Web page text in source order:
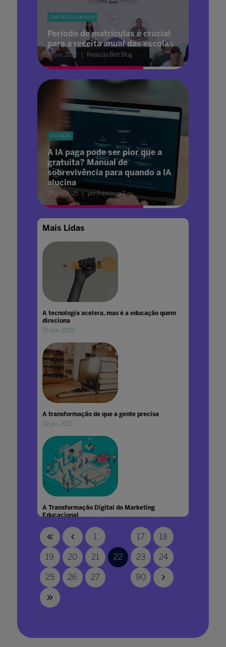
Gestão Educacional
Período de matrículas é crucial
para a receita anual das escolas
10 jun. 2025 Redação Bett Blog
Inovação
A IA paga pode ser pior que a
gratuita? Manual de
sobrevivência para quando a IA
alucina
09 jun. 2025 por Francisco Tupy
Mais Lidas
A tecnologia acelera, mas é a educação quem
direciona
16 mar. 2026
A transformação de que a gente precisa
02 jan. 2023
A Transformação Digital do Marketing
Educacional
A urgência da atenção escolar aos temas de
1 17 18
19 20 21 22 23 24
25 26 27 90